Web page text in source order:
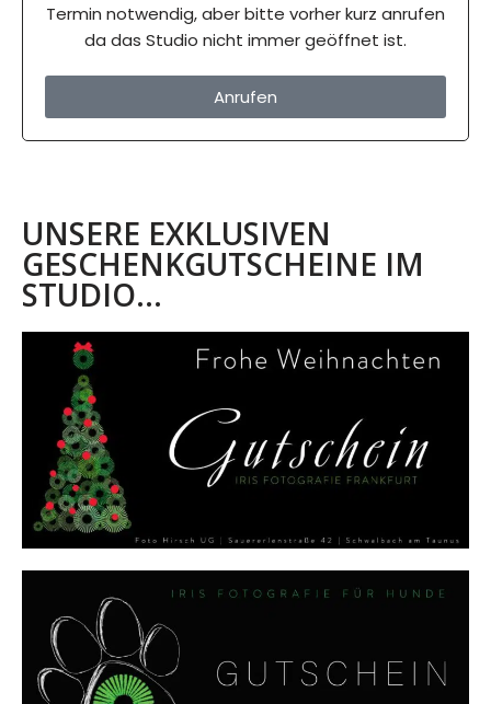
Termin notwendig, aber bitte vorher kurz anrufen
da das Studio nicht immer geöffnet ist.
Anrufen
UNSERE EXKLUSIVEN
GESCHENKGUTSCHEINE IM
STUDIO...